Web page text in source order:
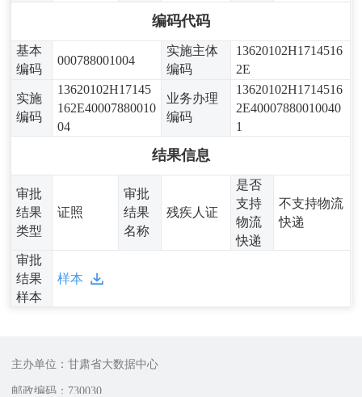
编码代码
基本
编码
000788001004
实施主体
编码
13620102H1714516
2E
实施
编码
13620102H17145
162E40007880010
04
业务办理
编码
13620102H1714516
2E40007880010040
1
结果信息
审批
结果
类型
证照
审批
结果
名称
残疾人证
是否
支持
物流
快递
不支持物流
快递
审批
结果
样本
样本
主办单位：甘肃省大数据中心
邮政编码：730030